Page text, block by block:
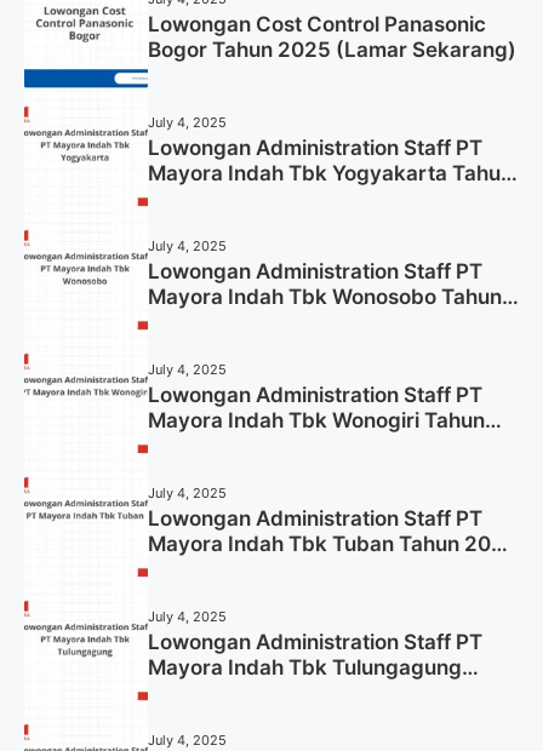
Lowongan Cost Control Panasonic
Bogor Tahun 2025 (Lamar Sekarang)
July 4, 2025
Lowongan Administration Staff PT
Mayora Indah Tbk Yogyakarta Tahun
July 4, 2025
Lowongan Administration Staff PT
Mayora Indah Tbk Wonosobo Tahun
July 4, 2025
Lowongan Administration Staff PT
Mayora Indah Tbk Wonogiri Tahun
July 4, 2025
Lowongan Administration Staff PT
Mayora Indah Tbk Tuban Tahun 2025
July 4, 2025
Lowongan Administration Staff PT
Mayora Indah Tbk Tulungagung
July 4, 2025